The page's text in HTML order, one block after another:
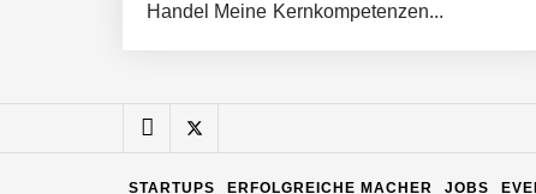
Handel Meine Kernkompetenzen...
STARTUPS ERFOLGREICHE MACHER JOBS